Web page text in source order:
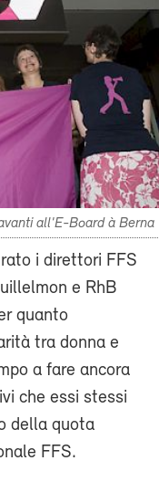
all'E-Board à Berna
i direttori FFS
e RhB
quanto
tra donna e
a fare ancora
che essi stessi
della quota
FFS.